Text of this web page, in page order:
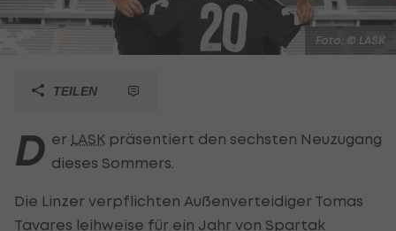
Foto: © LASK
TEILEN
D er LASK präsentiert den sechsten Neuzugang
dieses Sommers.
Die Linzer verpflichten Außenverteidiger Tomas
Tavares leihweise für ein Jahr von Spartak